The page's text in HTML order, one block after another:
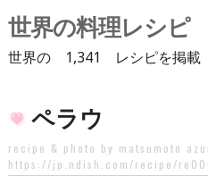
世界の料理レシピ
世界の 1,341 レシピを掲載
to ペラウ
recipe & photo by matsumoto
https://jp.ndish.com/recipe/